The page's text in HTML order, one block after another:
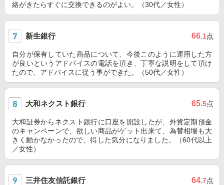
絡がきたらすぐに交換できるのがよい。（30代／女性）
新生銀行 66.1点
自分が保有していた商品について、今後このように運用した方
が良いというアドバイスの電話を頂き、丁寧な説明をして頂け
たので、アドバイスに従う事ができた。（50代／女性）
大和ネクスト銀行 65.5点
大和証券からネクスト銀行に口座を開設したが、外貨定期預金
のキャンペーンで、欲しい商品がゲット出来て、為替相場も大
きく動かなかったので、得した気分になりました。（60代以上
／女性）
三井住友信託銀行 64.7点